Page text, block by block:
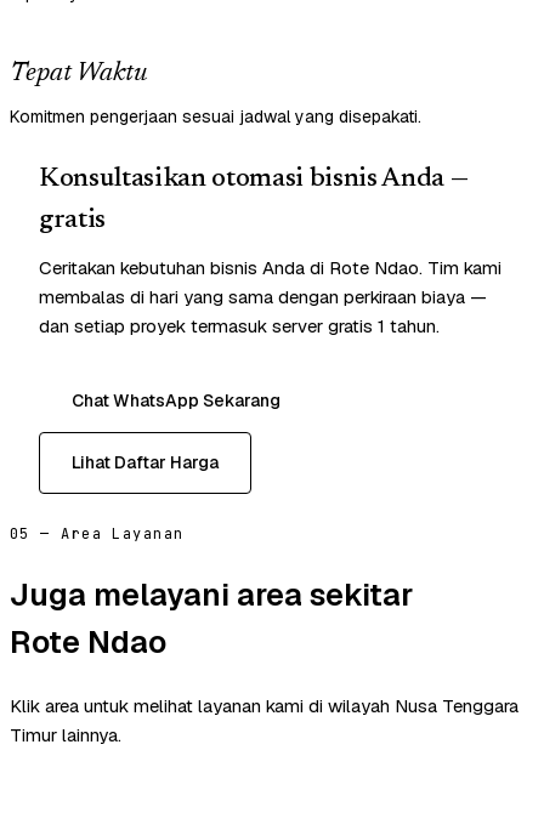
Tepat Waktu
Komitmen pengerjaan sesuai jadwal yang disepakati.
Konsultasikan otomasi bisnis Anda —
gratis
Ceritakan kebutuhan bisnis Anda di Rote Ndao. Tim kami
membalas di hari yang sama dengan perkiraan biaya —
dan setiap proyek termasuk server gratis 1 tahun.
Chat WhatsApp Sekarang
Lihat Daftar Harga
05 — Area Layanan
Juga melayani area sekitar
Rote Ndao
Klik area untuk melihat layanan kami di wilayah Nusa Tenggara
Timur lainnya.